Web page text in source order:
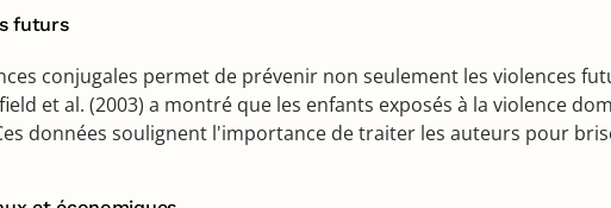
futurs
conjugales permet de prévenir non seulement les violences
et al. (2003) a montré que les enfants exposés à la violence
données soulignent l'importance de traiter les auteurs pour